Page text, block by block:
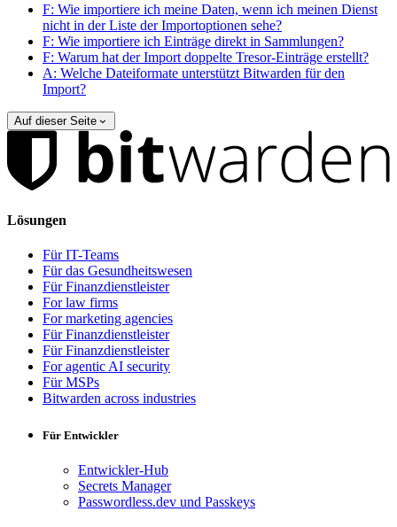
F: Wie importiere ich meine Daten, wenn ich meinen Dienst
nicht in der Liste der Importoptionen sehe?
F: Wie importiere ich Einträge direkt in Sammlungen?
F: Warum hat der Import doppelte Tresor-Einträge erstellt?
A: Welche Dateiformate unterstützt Bitwarden für den
Import?
Auf dieser Seite
Lösungen
Für IT-Teams
Für das Gesundheitswesen
Für Finanzdienstleister
For law firms
For marketing agencies
Für Finanzdienstleister
Für Finanzdienstleister
For agentic AI security
Für MSPs
Bitwarden across industries
Für Entwickler
Entwickler-Hub
Secrets Manager
Passwordless.dev und Passkeys